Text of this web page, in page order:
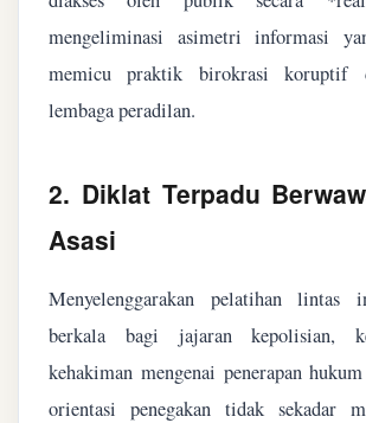
mengeliminasi asimetri informasi
memicu praktik birokrasi koruptif
lembaga peradilan.
2. Diklat Terpadu
Asasi
Menyelenggarakan pelatihan lintas
berkala bagi jajaran kepolisian,
kehakiman mengenai penerapan
orientasi penegakan tidak sekadar